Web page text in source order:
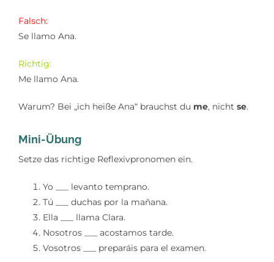
Falsch:
Se llamo Ana.
Richtig:
Me llamo Ana.
Warum? Bei „ich heiße Ana“ brauchst du me, nicht se.
Mini-Übung
Setze das richtige Reflexivpronomen ein.
Yo ___ levanto temprano.
Tú ___ duchas por la mañana.
Ella ___ llama Clara.
Nosotros ___ acostamos tarde.
Vosotros ___ preparáis para el examen.